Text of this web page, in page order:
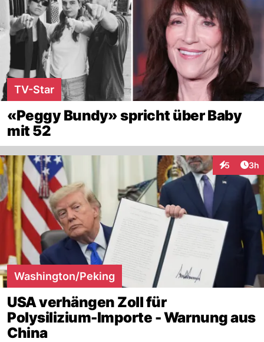
TV-Star
«Peggy Bundy» spricht über Baby
mit 52
5 3h
Washington/Peking
USA verhängen Zoll für
Polysilizium-Importe - Warnung aus
China